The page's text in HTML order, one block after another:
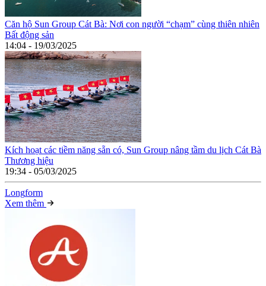
Căn hộ Sun Group Cát Bà: Nơi con người “chạm” cùng thiên nhiên
Bất động sản
14:04 - 19/03/2025
Kích hoạt các tiềm năng sẵn có, Sun Group nâng tầm du lịch Cát Bà
Thương hiệu
19:34 - 05/03/2025
Longform
Xem thêm